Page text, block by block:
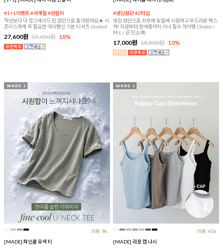
#1+1이벤트 #사계절 #반팔티
작년보다 더 업그레이드 된 원단으로 돌아왔어요★ 시
즌리스하게 꼭 필요한 아이템인 기본 티셔츠 (6color)
27,600원 33,600원 18%
#냉감원단 #2타입
냉감 원단으로 피부에 닿을때 시원하고 부드러운 텍스
쳐! 지금부터 한여름까지 이너 필수 아이템 (3color /
M,L / 끈,민소매)
17,000원 18,800원 10%
리뷰:96
[MADE] 파인쿨 유넥 티
리뷰:436
[MADE] 라포 캡 나시